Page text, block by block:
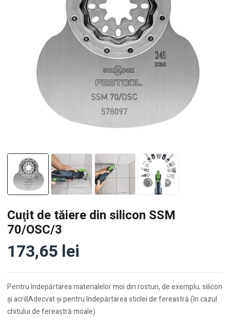
Cuţit de tăiere din silicon SSM
70/OSC/3
173,65 lei
Pentru îndepărtarea materialelor moi din rosturi, de exemplu, silicon
şi acril|Adecvat şi pentru îndepărtarea sticlei de fereastră (în cazul
chitului de fereastră moale)